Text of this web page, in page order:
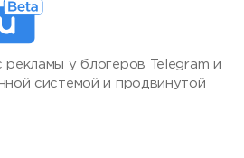
рекламы у блогеров Telegram и
системой и продвинутой